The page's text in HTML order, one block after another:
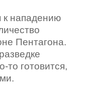
к нападению
Пентагона.
то готовится,